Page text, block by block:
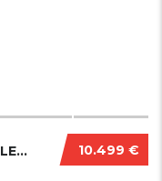
10.499 €
OPEL CORSA 1.2 BENZINA 75 CV ELEGANCE 2021